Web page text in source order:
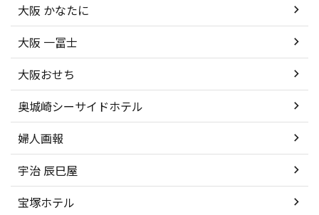
大阪 かなたに
大阪 一冨士
大阪おせち
奥城崎シーサイドホテル
婦人画報
宇治 辰巳屋
宝塚ホテル